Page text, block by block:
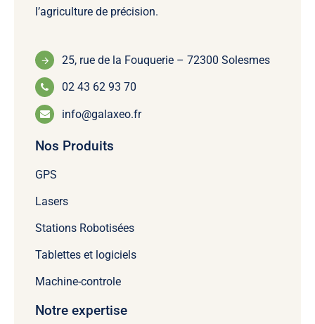
l’agriculture de précision.
25, rue de la Fouquerie – 72300 Solesmes
02 43 62 93 70
info@galaxeo.fr
Nos Produits
GPS
Lasers
Stations Robotisées
Tablettes et logiciels
Machine-controle
Notre expertise